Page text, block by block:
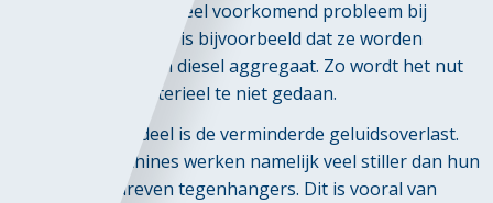
beschikbaar is. Een veel voorkomend probleem bij
elektrisch materieel is bijvoorbeeld dat ze worden
opgeladen met een diesel aggregaat. Zo wordt het nut
van elektrisch materieel te niet gedaan.
Een ander voordeel is de verminderde geluidsoverlast.
Waterstof machines werken namelijk veel stiller dan hun
diesel aangedreven tegenhangers. Dit is vooral van